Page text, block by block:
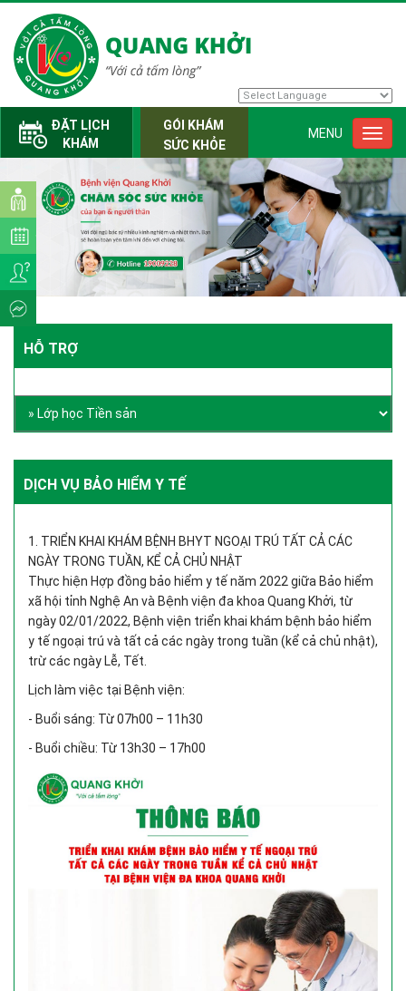
Translate
GÓI KHÁM
SỨC KHỎE
ĐẶT LỊCH
KHÁM
MENU
HỖ TRỢ
DỊCH VỤ BẢO HIỂM Y TẾ
1. TRIỂN KHAI KHÁM BỆNH BHYT NGOẠI TRÚ TẤT CẢ CÁC
NGÀY TRONG TUẦN, KỂ CẢ CHỦ NHẬT
Thực hiện Hợp đồng bảo hiểm y tế năm 2022 giữa Bảo hiểm
xã hội tỉnh Nghệ An và Bệnh viện đa khoa Quang Khởi, từ
ngày 02/01/2022, Bệnh viện triển khai khám bệnh bảo hiểm
y tế ngoại trú và tất cả các ngày trong tuần (kể cả chủ nhật),
trừ các ngày Lễ, Tết.
Lịch làm việc tại Bệnh viện:
- Buổi sáng: Từ 07h00 – 11h30
- Buổi chiều: Từ 13h30 – 17h00